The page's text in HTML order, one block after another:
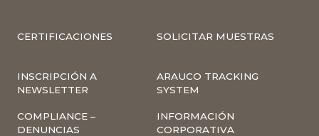
CERTIFICACIONES SOLICITAR MUESTRAS
INSCRIPCIÓN A
NEWSLETTER
ARAUCO TRACKING
SYSTEM
COMPLIANCE –
DENUNCIAS
INFORMACIÓN
CORPORATIVA